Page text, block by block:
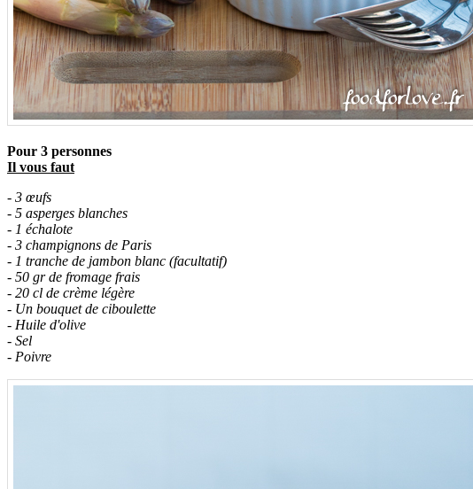
Pour 3 personnes
Il vous faut
- 3 œufs
- 5 asperges blanches
- 1 échalote
- 3 champignons de Paris
- 1 tranche de jambon blanc (facultatif)
- 50 gr de fromage frais
- 20 cl de crème légère
- Un bouquet de ciboulette
- Huile d'olive
- Sel
- Poivre